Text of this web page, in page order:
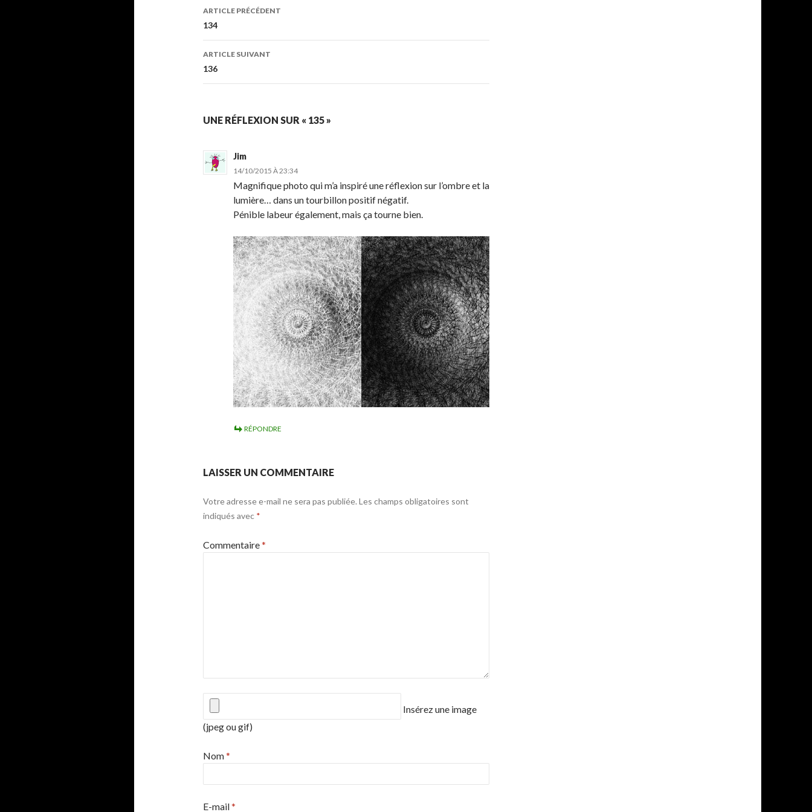
Navigation
des
articles
ARTICLE PRÉCÉDENT
134
ARTICLE SUIVANT
136
UNE RÉFLEXION SUR « 135 »
Jim
14/10/2015 À 23:34
Magnifique photo qui m’a inspiré une réflexion sur l’ombre et la
lumière… dans un tourbillon positif négatif.
Pénible labeur également, mais ça tourne bien.
RÉPONDRE
LAISSER UN COMMENTAIRE
Votre adresse e-mail ne sera pas publiée. Les champs obligatoires sont
indiqués avec *
Commentaire*
Insérez une image
(jpeg ou gif)
Nom*
E-mail*